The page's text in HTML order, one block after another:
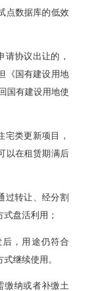
点数据库的低效
请协议出让的，
《国有建设用地
国有建设用地使
宅类更新项目，
以在租赁期满后
过转让、经分割
盘活利用；
后，用途仍符合
继续使用。
纳或者补缴土